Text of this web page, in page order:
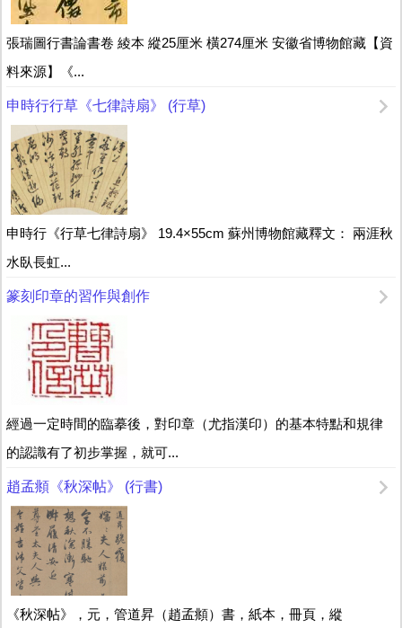
張瑞圖行書論書卷 綾本 縱25厘米 橫274厘米 安徽省博物館藏【資
料來源】《...
申時行行草《七律詩扇》 (行草)
申時行《行草七律詩扇》 19.4×55cm 蘇州博物館藏釋文： 兩涯秋
水臥長虹...
篆刻印章的習作與創作
經過一定時間的臨摹後，對印章（尤指漢印）的基本特點和規律
的認識有了初步掌握，就可...
趙孟頫《秋深帖》 (行書)
《秋深帖》，元，管道昇（趙孟頫）書，紙本，冊頁，縱